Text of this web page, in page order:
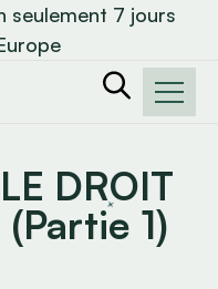
seulement 7 jours
DROIT
1)